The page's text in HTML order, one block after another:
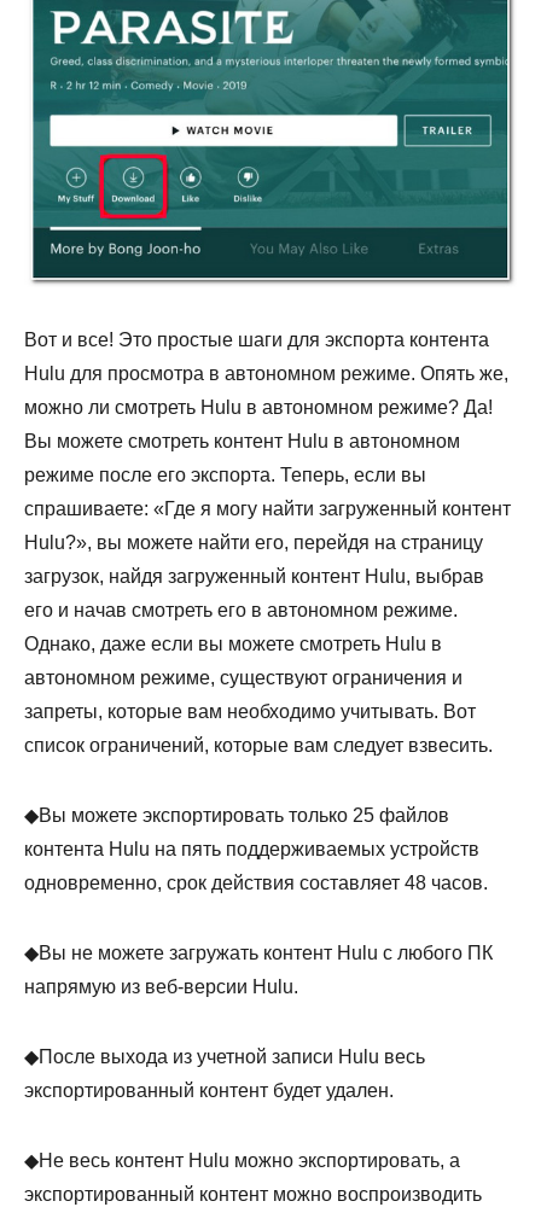
Вот и все! Это простые шаги для экспорта контента
Hulu для просмотра в автономном режиме. Опять же,
можно ли смотреть Hulu в автономном режиме? Да!
Вы можете смотреть контент Hulu в автономном
режиме после его экспорта. Теперь, если вы
спрашиваете: «Где я могу найти загруженный контент
Hulu?», вы можете найти его, перейдя на страницу
загрузок, найдя загруженный контент Hulu, выбрав
его и начав смотреть его в автономном режиме.
Однако, даже если вы можете смотреть Hulu в
автономном режиме, существуют ограничения и
запреты, которые вам необходимо учитывать. Вот
список ограничений, которые вам следует взвесить.
◆Вы можете экспортировать только 25 файлов
контента Hulu на пять поддерживаемых устройств
одновременно, срок действия составляет 48 часов.
◆Вы не можете загружать контент Hulu с любого ПК
напрямую из веб-версии Hulu.
◆После выхода из учетной записи Hulu весь
экспортированный контент будет удален.
◆Не весь контент Hulu можно экспортировать, а
экспортированный контент можно воспроизводить